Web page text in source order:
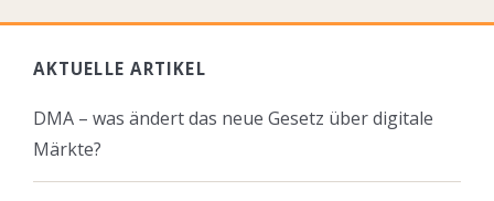
AKTUELLE ARTIKEL
DMA – was ändert das neue Gesetz über digitale
Märkte?